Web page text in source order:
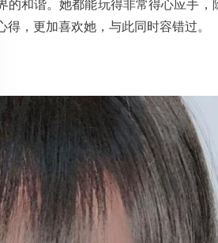
的和谐。她都能玩得非常得心应手，
，更加喜欢她，与此同时容错过。